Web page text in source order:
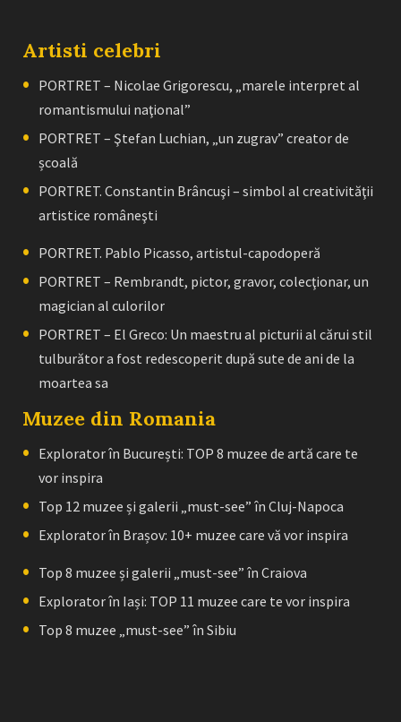
Artisti celebri
PORTRET – Nicolae Grigorescu, „marele interpret al
romantismului naţional”
PORTRET – Ştefan Luchian, „un zugrav” creator de
școală
PORTRET. Constantin Brâncuşi – simbol al creativităţii
artistice româneşti
PORTRET. Pablo Picasso, artistul-capodoperă
PORTRET – Rembrandt, pictor, gravor, colecţionar, un
magician al culorilor
PORTRET – El Greco: Un maestru al picturii al cărui stil
tulburător a fost redescoperit după sute de ani de la
moartea sa
Muzee din Romania
Explorator în București: TOP 8 muzee de artă care te
vor inspira
Top 12 muzee și galerii „must-see” în Cluj-Napoca
Explorator în Brașov: 10+ muzee care vă vor inspira
Top 8 muzee și galerii „must-see” în Craiova
Explorator în Iași: TOP 11 muzee care te vor inspira
Top 8 muzee „must-see” în Sibiu